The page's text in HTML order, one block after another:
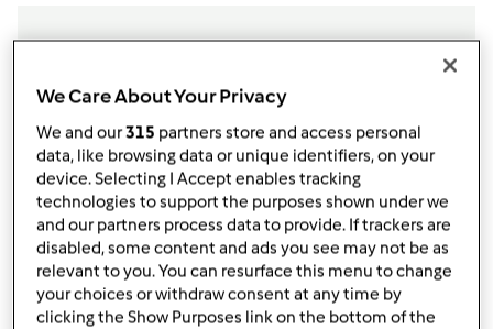
Składniki
IMBIRÓWKA ~48%vol
200gkorzeń imbiru, świeży,pokrojony na kawałki
1000gspirytus rektyfikowany 96%,lub mocny
samogon 90-98%
400gMiód, płynny
400g sok z cytryny, świeżo wyciśnięty
200ggorąca woda
We Care About Your Privacy
We and our315 partners store and access personal
data, like browsing data or unique identifiers, on your
device. Selecting I Accept enables tracking
technologies to support the purposes shown under we
and our partners process data to provide. If trackers are
disabled, some content and ads you see may not be as
relevant to you. You can resurface this menu to change
your choices or withdraw consent at any time by
clicking the Show Purposes link on the bottom of the